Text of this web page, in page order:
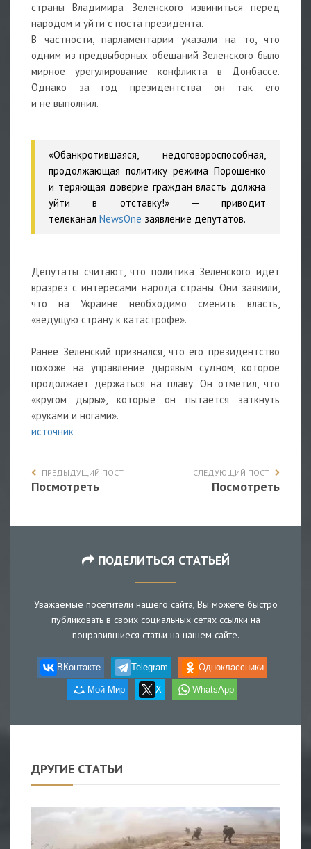
страны Владимира Зеленского извиниться перед
народом и уйти с поста президента.
В частности, парламентарии указали на то, что
одним из предвыборных обещаний Зеленского было
мирное урегулирование конфликта в Донбассе.
Однако за год президентства он так его
и не выполнил.
«Обанкротившаяся, недоговороспособная,
продолжающая политику режима Порошенко
и теряющая доверие граждан власть должна
уйти в отставку!» — приводит
телеканал NewsOne заявление депутатов.
Депутаты считают, что политика Зеленского идёт
вразрез с интересами народа страны. Они заявили,
что на Украине необходимо сменить власть,
«ведущую страну к катастрофе».
Ранее Зеленский признался, что его президентство
похоже на управление дырявым судном, которое
продолжает держаться на плаву. Он отметил, что
«кругом дыры», которые он пытается заткнуть
«руками и ногами».
источник
ПРЕДЫДУЩИЙ ПОСТ
Посмотреть
СЛЕДУЮЩИЙ ПОСТ
Посмотреть
ПОДЕЛИТЬСЯ СТАТЬЕЙ
Уважаемые посетители нашего сайта, Вы можете быстро
публиковать в своих социальных сетях ссылки на
понравившиеся статьи на нашем сайте.
ВКонтакте Telegram Одноклассники
Мой Мир X WhatsApp
ДРУГИЕ СТАТЬИ